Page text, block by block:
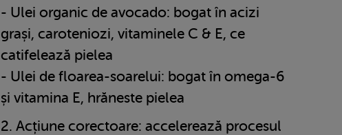
- Ulei organic de avocado: bogat în acizi
grași, caroteniozi, vitaminele C & E, ce
catifelează pielea
- Ulei de floarea-soarelui: bogat în omega-6
și vitamina E, hrăneste pielea
Acțiune corectoare: accelerează procesul